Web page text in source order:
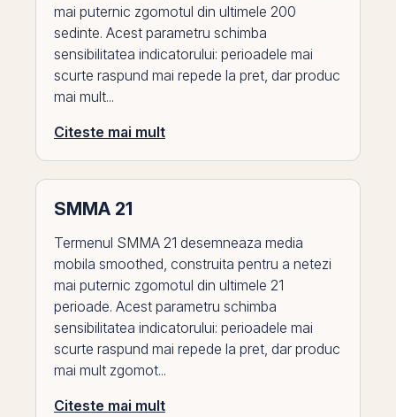
mai puternic zgomotul din ultimele 200
sedinte. Acest parametru schimba
sensibilitatea indicatorului: perioadele mai
scurte raspund mai repede la pret, dar produc
mai mult...
Citeste mai mult
SMMA 21
Termenul SMMA 21 desemneaza media
mobila smoothed, construita pentru a netezi
mai puternic zgomotul din ultimele 21
perioade. Acest parametru schimba
sensibilitatea indicatorului: perioadele mai
scurte raspund mai repede la pret, dar produc
mai mult zgomot...
Citeste mai mult